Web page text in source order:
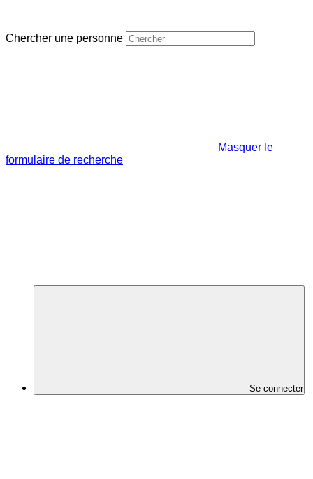
Chercher une personne
Masquer le
formulaire de recherche
Se connecter